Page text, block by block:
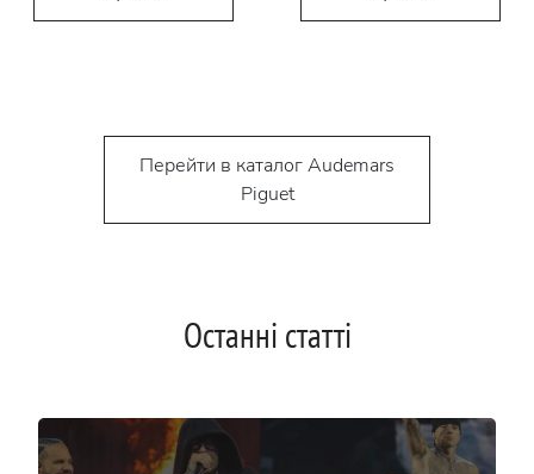
Перейти в каталог Audemars
Piguet
Останні статті